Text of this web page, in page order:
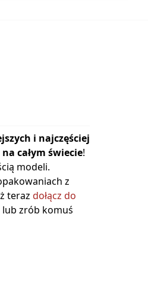
i najczęściej
całym świecie!
modeli.
z
teraz dołącz do
zrób komuś